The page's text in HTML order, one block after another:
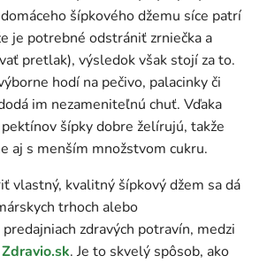
šípkového džemu síce patrí
je potrebné odstrániť zrniečka a
pretlak), výsledok však stojí za to.
hodí na pečivo, palacinky či
im nezameniteľnú chuť. Vďaka
šípky dobre želírujú, takže
aj s menším množstvom cukru.
vlastný, kvalitný šípkový džem sa dá
trhoch alebo
zdravých potravín, medzi
Zdravio.sk. Je to skvelý spôsob, ako